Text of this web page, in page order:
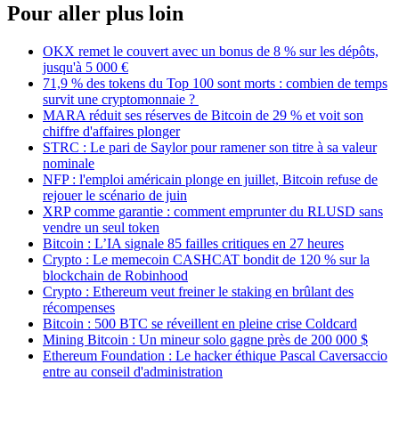
Pour aller plus loin
OKX remet le couvert avec un bonus de 8 % sur les dépôts,
jusqu'à 5 000 €
71,9 % des tokens du Top 100 sont morts : combien de temps
survit une cryptomonnaie ?
MARA réduit ses réserves de Bitcoin de 29 % et voit son
chiffre d'affaires plonger
STRC : Le pari de Saylor pour ramener son titre à sa valeur
nominale
NFP : l'emploi américain plonge en juillet, Bitcoin refuse de
rejouer le scénario de juin
XRP comme garantie : comment emprunter du RLUSD sans
vendre un seul token
Bitcoin : L’IA signale 85 failles critiques en 27 heures
Crypto : Le memecoin CASHCAT bondit de 120 % sur la
blockchain de Robinhood
Crypto : Ethereum veut freiner le staking en brûlant des
récompenses
Bitcoin : 500 BTC se réveillent en pleine crise Coldcard
Mining Bitcoin : Un mineur solo gagne près de 200 000 $
Ethereum Foundation : Le hacker éthique Pascal Caversaccio
entre au conseil d'administration